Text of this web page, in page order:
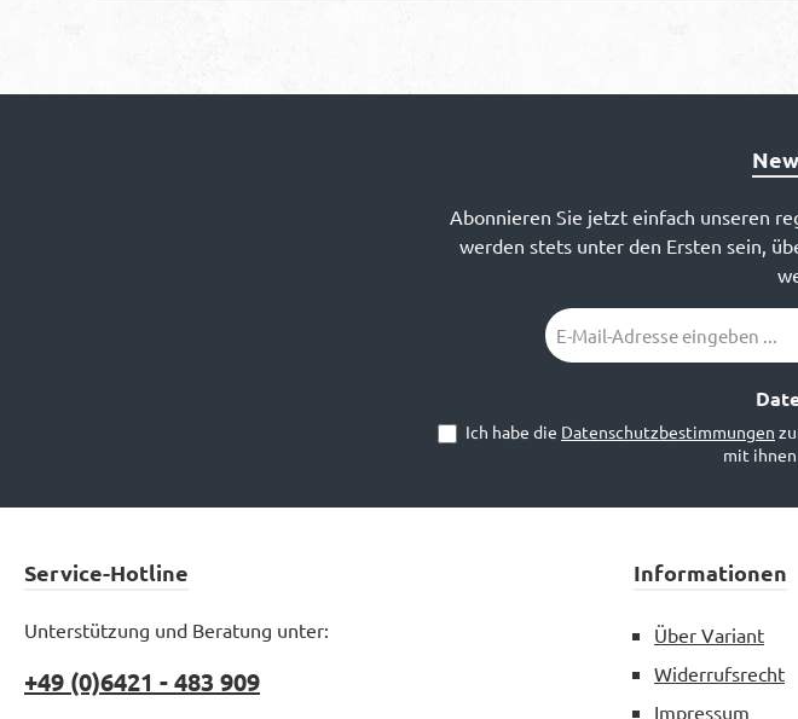
Abonnieren Sie jetzt einfach unseren
werden stets unter den Ersten sein,
E-
Mail-
Ich habe die Datenschutzbestimmungen
mit
Service-Hotline
Unterstützung und Beratung unter:
+49 (0)6421 - 483 909
Informationen
Über Variant
Widerrufsrecht
Impressum